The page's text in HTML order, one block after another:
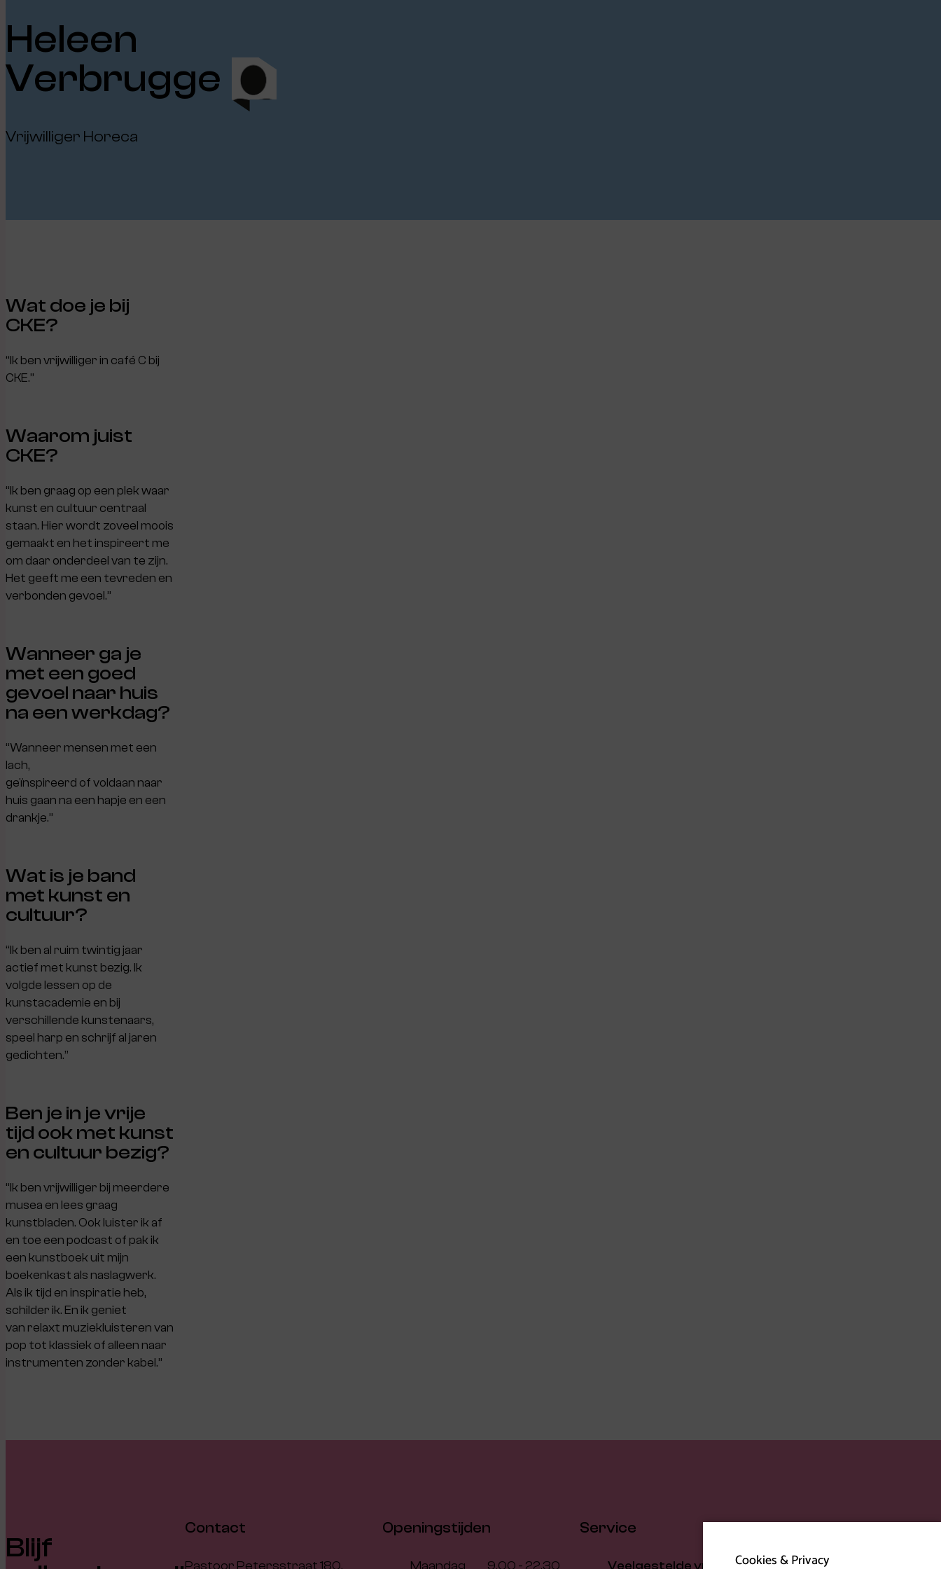
Cookies & Privacy
Heleen
Verbrugge
Vrijwilliger Horeca
Wat doe je bij
CKE?
“Ik ben vrijwilliger in café C bij
CKE.”
Waarom juist
CKE?
“Ik ben graag op een plek waar
kunst en cultuur centraal
staan. Hier wordt zoveel moois
gemaakt en het inspireert me
om daar onderdeel van te zijn.
Het geeft me een tevreden en
verbonden gevoel.”
Wanneer ga je
met een goed
gevoel naar huis
na een werkdag?
“Wanneer mensen met een
lach,
geïnspireerd of voldaan naar
huis gaan na een hapje en een
drankje.”
Wat is je band
met kunst en
cultuur?
“Ik ben al ruim twintig jaar
actief met kunst bezig. Ik
volgde lessen op de
kunstacademie en bij
verschillende kunstenaars,
speel harp en schrijf al jaren
gedichten.”
Ben je in je vrije
tijd ook met kunst
en cultuur bezig?
“Ik ben vrijwilliger bij meerdere
musea en lees graag
kunstbladen. Ook luister ik af
en toe een podcast of pak ik
een kunstboek uit mijn
boekenkast als naslagwerk.
Als ik tijd en inspiratie heb,
schilder ik. En ik geniet
van relaxt muziekluisteren van
pop tot klassiek of alleen naar
instrumenten zonder kabel.”
Blijf
Contact
Pastoor Petersstraat 180,
Openingstijden
Maandag 9.00 - 22.30
Service
Veelgestelde vragen
Over CKE
Over ons